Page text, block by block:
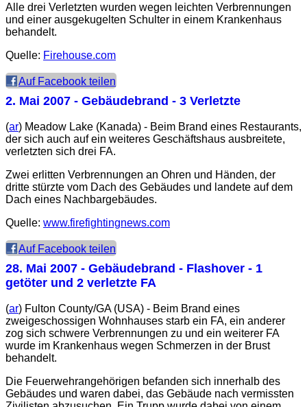
Alle drei Verletzten wurden wegen leichten Verbrennungen
und einer ausgekugelten Schulter in einem Krankenhaus
behandelt.
Quelle: Firehouse.com
Auf Facebook teilen
2. Mai 2007 - Gebäudebrand - 3 Verletzte
(ar) Meadow Lake (Kanada) - Beim Brand eines Restaurants,
der sich auch auf ein weiteres Geschäftshaus ausbreitete,
verletzten sich drei FA.
Zwei erlitten Verbrennungen an Ohren und Händen, der
dritte stürzte vom Dach des Gebäudes und landete auf dem
Dach eines Nachbargebäudes.
Quelle: www.firefightingnews.com
Auf Facebook teilen
28. Mai 2007 - Gebäudebrand - Flashover - 1
getöter und 2 verletzte FA
(ar) Fulton County/GA (USA) - Beim Brand eines
zweigeschossigen Wohnhauses starb ein FA, ein anderer
zog sich schwere Verbrennungen zu und ein weiterer FA
wurde im Krankenhaus wegen Schmerzen in der Brust
behandelt.
Die Feuerwehrangehörigen befanden sich innerhalb des
Gebäudes und waren dabei, das Gebäude nach vermissten